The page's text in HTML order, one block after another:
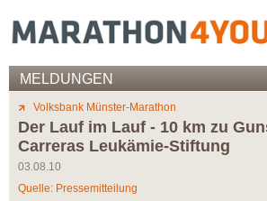
MELDUNGEN
Volksbank Münster-Marathon
Der Lauf im Lauf - 10 km zu
Carreras Leukämie-Stiftung
03.08.10
Quelle: Pressemitteilung